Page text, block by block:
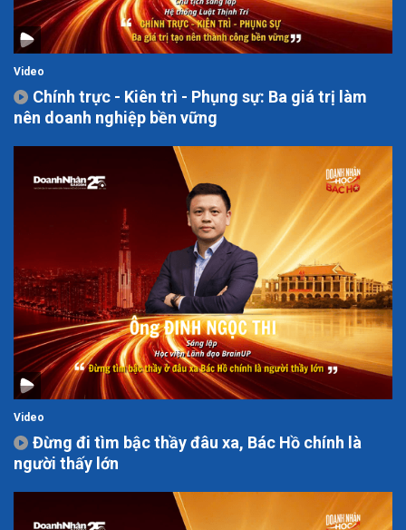
Video
Chính trực - Kiên trì - Phụng sự: Ba giá trị làm
nên doanh nghiệp bền vững
Video
Đừng đi tìm bậc thầy đâu xa, Bác Hồ chính là
người thấy lớn